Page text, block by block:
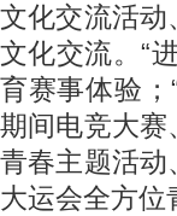
文化交流活动
文化交流。“
育赛事体验；
期间电竞大赛
青春主题活动
大运会全方位